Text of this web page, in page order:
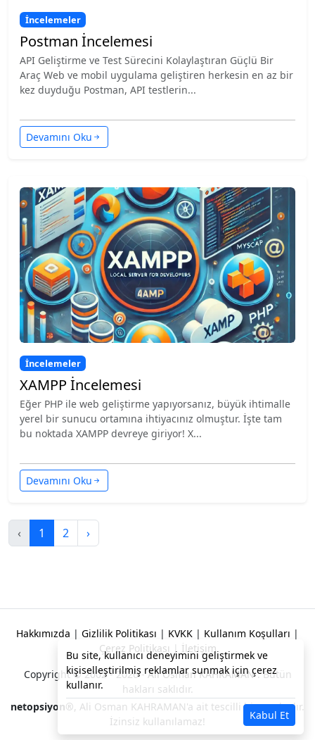
İncelemeler
Postman İncelemesi
API Geliştirme ve Test Sürecini Kolaylaştıran Güçlü Bir
Araç Web ve mobil uygulama geliştiren herkesin en az bir
kez duyduğu Postman, API testlerin...
Devamını Oku
İncelemeler
XAMPP İncelemesi
Eğer PHP ile web geliştirme yapıyorsanız, büyük ihtimalle
yerel bir sunucu ortamına ihtiyacınız olmuştur. İşte tam
bu noktada XAMPP devreye giriyor! X...
Devamını Oku
‹ 1 2 ›
Hakkımızda | Gizlilik Politikası | KVKK | Kullanım Koşulları |
Çerez Politikası | İletişim
Copyright © 2002 - 2026 -Ali Osman KAHRAMAN. Bütün
hakları saklıdır.
netopsiyon®, Ali Osman KAHRAMAN'a ait tescilli bir markadır.
İzinsiz kullanılamaz!
Bu site, kullanıcı deneyimini geliştirmek ve
kişiselleştirilmiş reklamlar sunmak için çerez
kullanır.
Kabul Et